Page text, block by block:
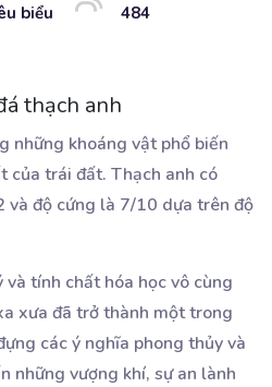
biểu 484
thạch anh
những khoáng vật phổ biến
của trái đất. Thạch anh có
và độ cứng là 7/10 dựa trên độ
tính chất hóa học vô cùng
xưa đã trở thành một trong
các ý nghĩa phong thủy và
những vượng khí, sự an lành